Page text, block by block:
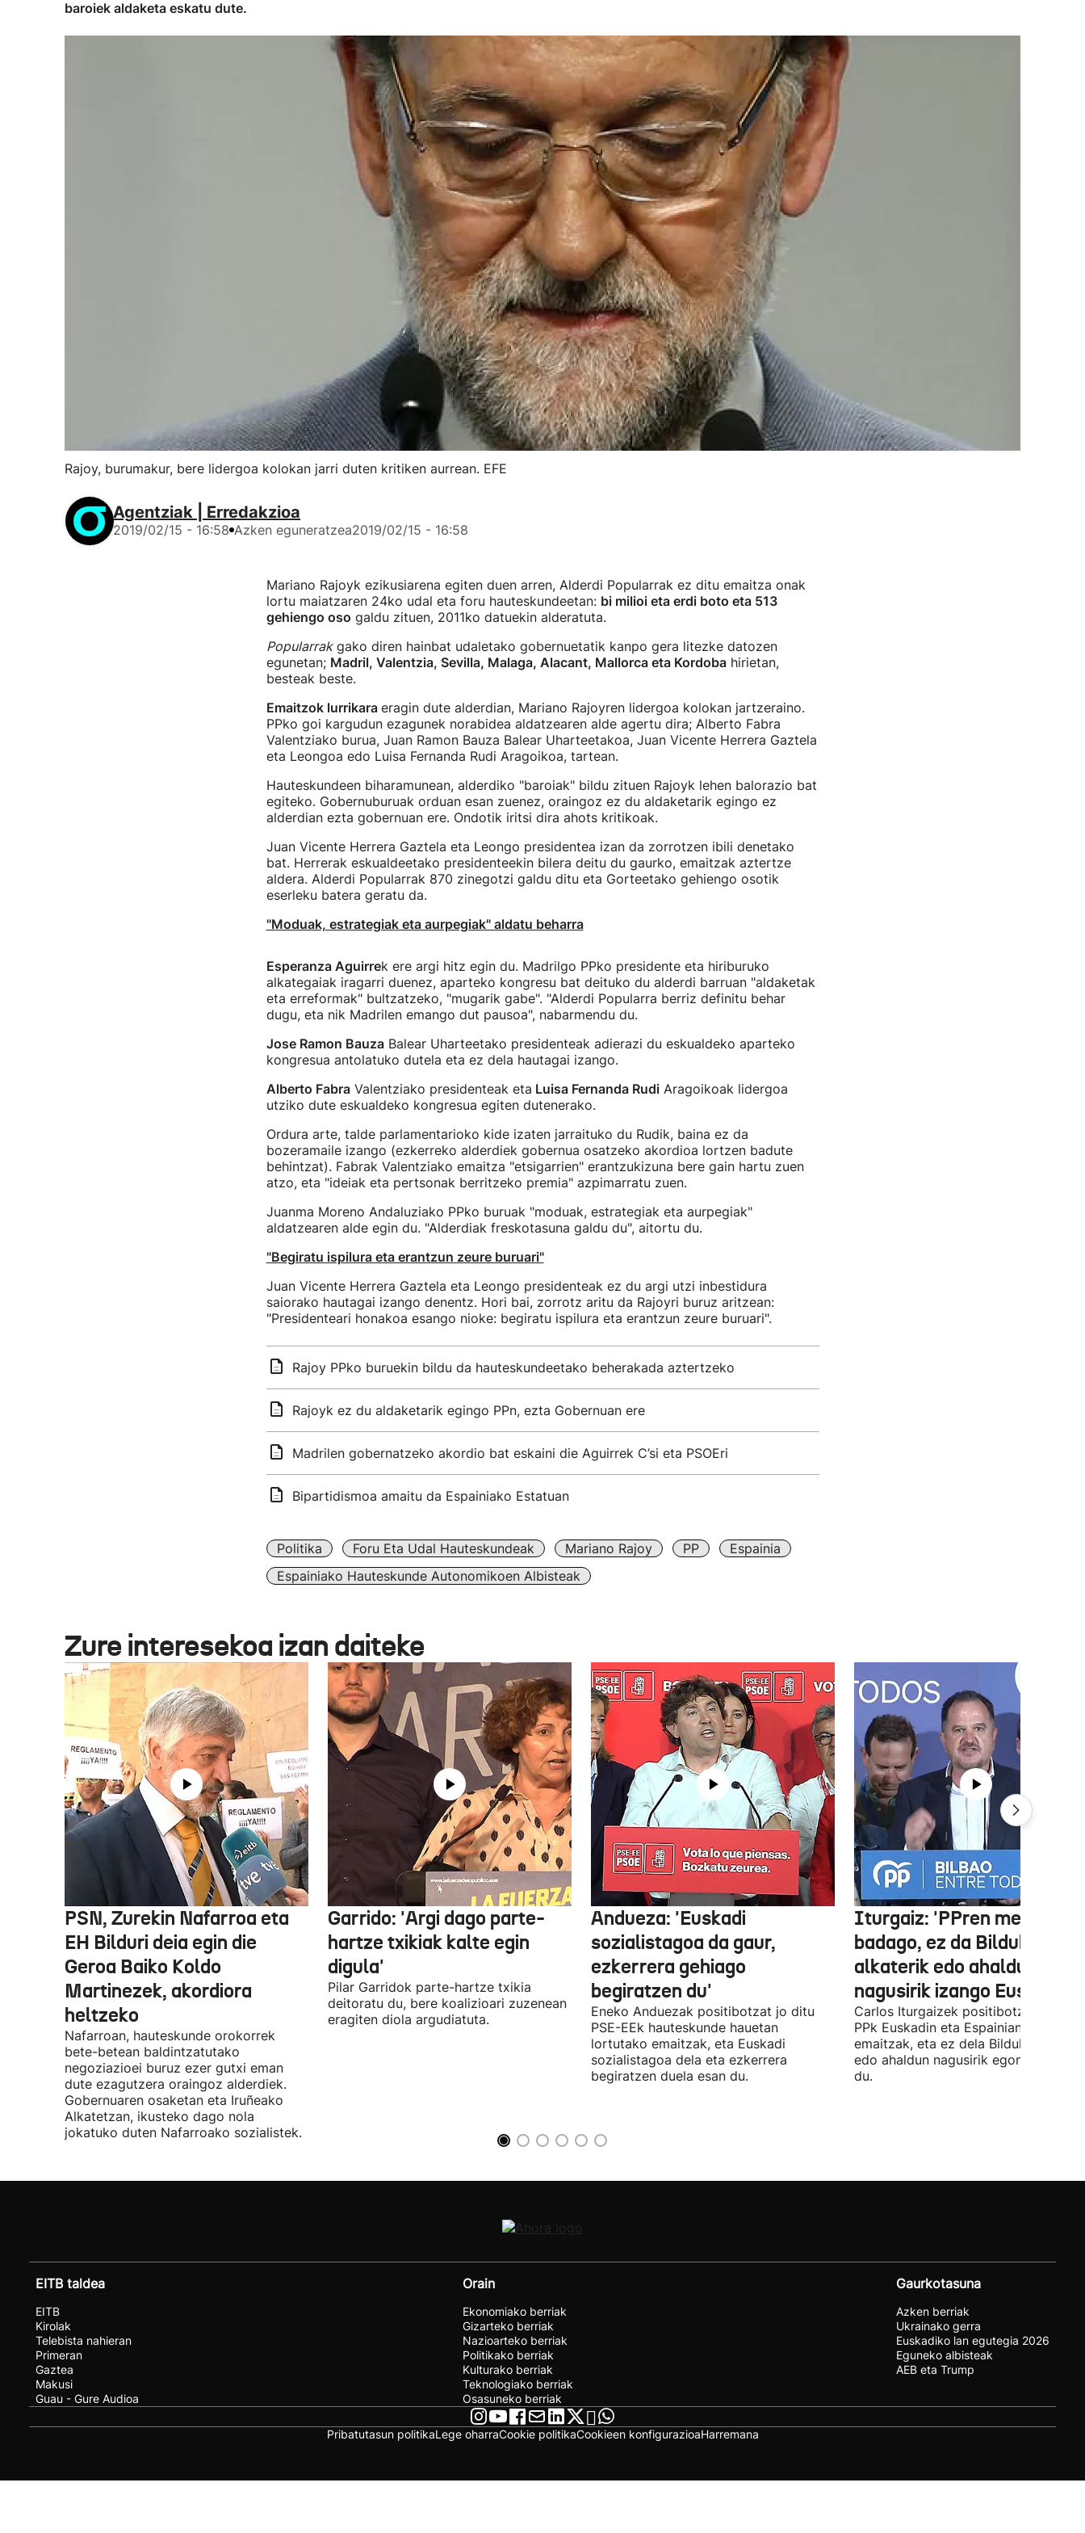
baroiek aldaketa eskatu dute.
Rajoy, burumakur, bere lidergoa kolokan jarri duten kritiken aurrean. EFE
Agentziak | Erredakzioa
2019/02/15 - 16:58 Azken eguneratzea2019/02/15 - 16:58
Mariano Rajoyk ezikusiarena egiten duen arren, Alderdi Popularrak ez ditu emaitza onak
lortu maiatzaren 24ko udal eta foru hauteskundeetan: bi milioi eta erdi boto eta 513
gehiengo oso galdu zituen, 2011ko datuekin alderatuta.
Popularrakgako diren hainbat udaletako gobernuetatik kanpo gera litezke datozen
egunetan; Madril, Valentzia, Sevilla, Malaga, Alacant, Mallorca eta Kordobahirietan,
besteak beste.
Emaitzok lurrikara eragin dute alderdian, Mariano Rajoyren lidergoa kolokan jartzeraino.
PPko goi kargudun ezagunek norabidea aldatzearen alde agertu dira; Alberto Fabra
Valentziako burua, Juan Ramon Bauza Balear Uharteetakoa, Juan Vicente Herrera Gaztela
eta Leongoa edo Luisa Fernanda Rudi Aragoikoa, tartean.
Hauteskundeen biharamunean, alderdiko "baroiak" bildu zituen Rajoyk lehen balorazio bat
egiteko. Gobernuburuak orduan esan zuenez, oraingoz ez du aldaketarik egingo ez
alderdian ezta gobernuan ere. Ondotik iritsi dira ahots kritikoak.
Juan Vicente Herrera Gaztela eta Leongo presidentea izan da zorrotzen ibili denetako
bat. Herrerak eskualdeetako presidenteekin bilera deitu du gaurko, emaitzak aztertze
aldera. Alderdi Popularrak 870 zinegotzi galdu ditu eta Gorteetako gehiengo osotik
eserleku batera geratu da.
"Moduak, estrategiak eta aurpegiak" aldatu beharra
Esperanza Aguirrek ere argi hitz egin du. Madrilgo PPko presidente eta hiriburuko
alkategaiak iragarri duenez, aparteko kongresu bat deituko du alderdi barruan "aldaketak
eta erreformak" bultzatzeko, "mugarik gabe". "Alderdi Popularra berriz definitu behar
dugu, eta nik Madrilen emango dut pausoa", nabarmendu du.
Jose Ramon BauzaBalear Uharteetako presidenteak adierazi du eskualdeko aparteko
kongresua antolatuko dutela eta ez dela hautagai izango.
Alberto FabraValentziako presidenteak eta Luisa Fernanda RudiAragoikoak lidergoa
utziko dute eskualdeko kongresua egiten dutenerako.
Ordura arte, talde parlamentarioko kide izaten jarraituko du Rudik, baina ez da
bozeramaile izango (ezkerreko alderdiek gobernua osatzeko akordioa lortzen badute
behintzat). Fabrak Valentziako emaitza "etsigarrien" erantzukizuna bere gain hartu zuen
atzo, eta "ideiak eta pertsonak berritzeko premia" azpimarratu zuen.
Juanma Moreno Andaluziako PPko buruak "moduak, estrategiak eta aurpegiak"
aldatzearen alde egin du. "Alderdiak freskotasuna galdu du", aitortu du.
"Begiratu ispilura eta erantzun zeure buruari"
Juan Vicente Herrera Gaztela eta Leongo presidenteak ez du argi utzi inbestidura
saiorako hautagai izango denentz. Hori bai, zorrotz aritu da Rajoyri buruz aritzean:
"Presidenteari honakoa esango nioke: begiratu ispilura eta erantzun zeure buruari".
Rajoy PPko buruekin bildu da hauteskundeetako beherakada aztertzeko
Rajoyk ez du aldaketarik egingo PPn, ezta Gobernuan ere
Madrilen gobernatzeko akordio bat eskaini die Aguirrek C’si eta PSOEri
Bipartidismoa amaitu da Espainiako Estatuan
Politika Foru Eta Udal Hauteskundeak Mariano Rajoy PP
Espainia
Espainiako Hauteskunde Autonomikoen Albisteak
Zure interesekoa izan daiteke
PSN, Zurekin Nafarroa eta
EH Bilduri deia egin die
Geroa Baiko Koldo
Martinezek, akordiora
heltzeko
Nafarroan, hauteskunde orokorrek
bete-betean baldintzatutako
negoziazioei buruz ezer gutxi eman
dute ezagutzera oraingoz alderdiek.
Gobernuaren osaketan eta Iruñeako
Alkatetzan, ikusteko dago nola
jokatuko duten Nafarroako sozialistek.
Garrido: 'Argi dago parte-
hartze txikiak kalte egin
digula'
Pilar Garridok parte-hartze txikia
deitoratu du, bere koalizioari zuzenean
eragiten diola argudiatuta.
Andueza: 'Euskadi
sozialistagoa da gaur,
ezkerrera gehiago
begiratzen du'
Eneko Anduezak positibotzat jo ditu
PSE-EEk hauteskunde hauetan
lortutako emaitzak, eta Euskadi
sozialistagoa dela eta ezkerrera
begiratzen duela esan du.
Iturgaiz: 'PPren menpe
badago, ez da Bilduko
alkaterik edo ahaldun
nagusirik izango Euskadin'
Carlos Iturgaizek positibotzat jo ditu
PPk Euskadin eta Espainian lortutako
emaitzak, eta ez dela Bilduko
edo ahaldun nagusirik egongo
du.
EITB taldea
EITB
Kirolak
Telebista nahieran
Primeran
Gaztea
Makusi
Guau - Gure Audioa
Orain
Ekonomiako berriak
Gizarteko berriak
Nazioarteko berriak
Politikako berriak
Kulturako berriak
Teknologiako berriak
Osasuneko berriak
Gaurkotasuna
Azken berriak
Ukrainako gerra
Euskadiko lan egutegia 2026
Eguneko albisteak
AEB eta Trump
Pribatutasun politikaLege oharraCookie politikaCookieen konfigurazioaHarremana